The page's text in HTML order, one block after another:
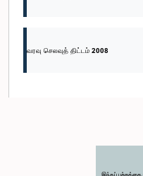
வரவு செலவுத் திட்டம் 2008
இந்தப் பக்கத்தை